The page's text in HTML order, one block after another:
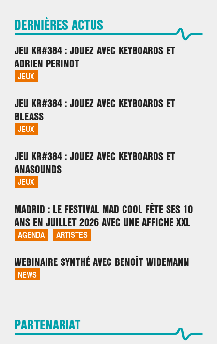
DERNIÈRES ACTUS
JEU KR#384 : JOUEZ AVEC KEYBOARDS ET
ADRIEN PERINOT
JEUX
JEU KR#384 : JOUEZ AVEC KEYBOARDS ET
BLEASS
JEUX
JEU KR#384 : JOUEZ AVEC KEYBOARDS ET
ANASOUNDS
JEUX
MADRID : LE FESTIVAL MAD COOL FÊTE SES 10
ANS EN JUILLET 2026 AVEC UNE AFFICHE XXL
AGENDA ARTISTES
WEBINAIRE SYNTHÉ AVEC BENOÎT WIDEMANN
NEWS
PARTENARIAT